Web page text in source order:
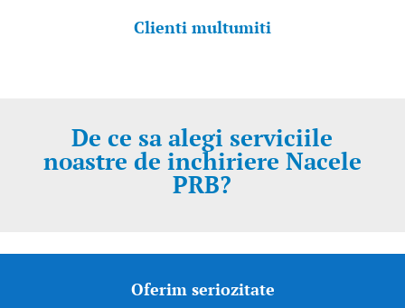
Clienti multumiti
De ce sa alegi serviciile
noastre de inchiriere Nacele
PRB?
Oferim seriozitate